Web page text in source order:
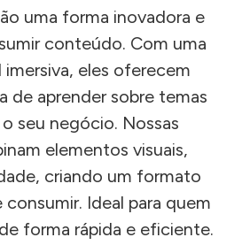
uma forma inovadora e
conteúdo. Com uma
imersiva, eles oferecem
de aprender sobre temas
seu negócio. Nossas
elementos visuais,
criando um formato
Ideal para quem
forma rápida e eficiente.